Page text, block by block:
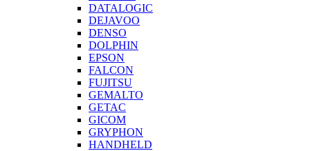
DATALOGIC
DEJAVOO
DENSO
DOLPHIN
EPSON
FALCON
FUJITSU
GEMALTO
GETAC
GICOM
GRYPHON
HANDHELD